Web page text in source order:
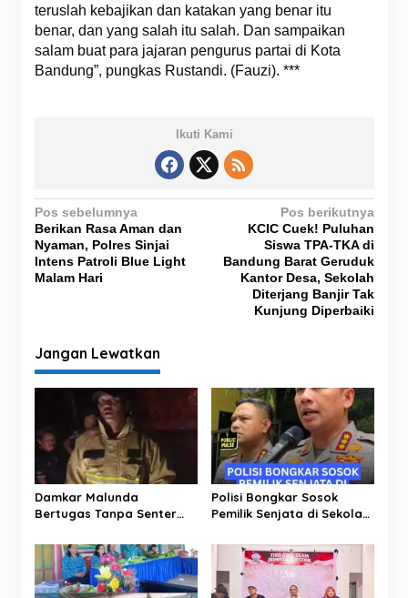
teruslah kebajikan dan katakan yang benar itu
benar, dan yang salah itu salah. Dan sampaikan
salam buat para jajaran pengurus partai di Kota
Bandung”, pungkas Rustandi. (Fauzi). ***
Ikuti Kami
N
a
v
a
s
i
o
s
Pos sebelumnya
Berikan Rasa Aman dan
Nyaman, Polres Sinjai
Intens Patroli Blue Light
Malam Hari
Pos berikutnya
KCIC Cuek! Puluhan
Siswa TPA-TKA di
Bandung Barat Geruduk
Kantor Desa, Sekolah
Diterjang Banjir Tak
Kunjung Diperbaiki
Jangan Lewatkan
Damkar Malunda
Bertugas Tanpa Senter
Hutan di Malam Hari
Polisi Bongkar Sosok
Pemilik Senjata di Sekolah
Perusahaan Impor